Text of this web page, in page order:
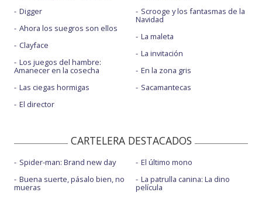
Digger
Ahora los suegros son ellos
Clayface
Los juegos del hambre:
Amanecer en la cosecha
Las ciegas hormigas
El director
Scrooge y los fantasmas de la
Navidad
La maleta
La invitación
En la zona gris
Sacamantecas
CARTELERA DESTACADOS
Spider-man: Brand new day
Buena suerte, pásalo bien, no
mueras
El último mono
La patrulla canina: La dino
película